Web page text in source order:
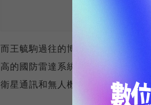
而王毓駒過往的博士研究，就是專
高的國防雷達系統，以獨家開發的
衛星通訊和無人機反制市場，客戶遍